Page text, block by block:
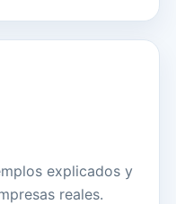
explicados y
reales.